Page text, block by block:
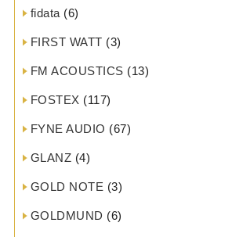
fidata (6)
FIRST WATT (3)
FM ACOUSTICS (13)
FOSTEX (117)
FYNE AUDIO (67)
GLANZ (4)
GOLD NOTE (3)
GOLDMUND (6)